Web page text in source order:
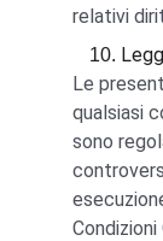
relativi
Le
qualsiasi
sono